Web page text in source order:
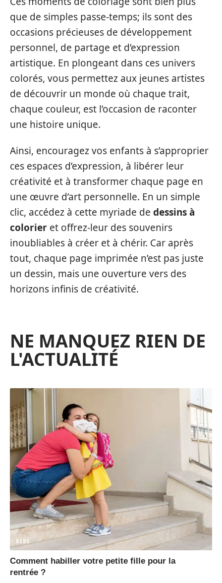
que de simples passe-temps; ils sont des
occasions précieuses de développement
personnel, de partage et d’expression
artistique. En plongeant dans ces univers
colorés, vous permettez aux jeunes artistes
de découvrir un monde où chaque trait,
chaque couleur, est l’occasion de raconter
une histoire unique.
Ainsi, encouragez vos enfants à s’approprier
ces espaces d’expression, à libérer leur
créativité et à transformer chaque page en
une œuvre d’art personnelle. En un simple
clic, accédez à cette myriade de dessins à
colorier et offrez-leur des souvenirs
inoubliables à créer et à chérir. Car après
tout, chaque page imprimée n’est pas juste
un dessin, mais une ouverture vers des
horizons infinis de créativité.
NE MANQUEZ RIEN DE
L'ACTUALITÉ
BÉBÉ
Comment habiller votre petite fille pour la
rentrée ?